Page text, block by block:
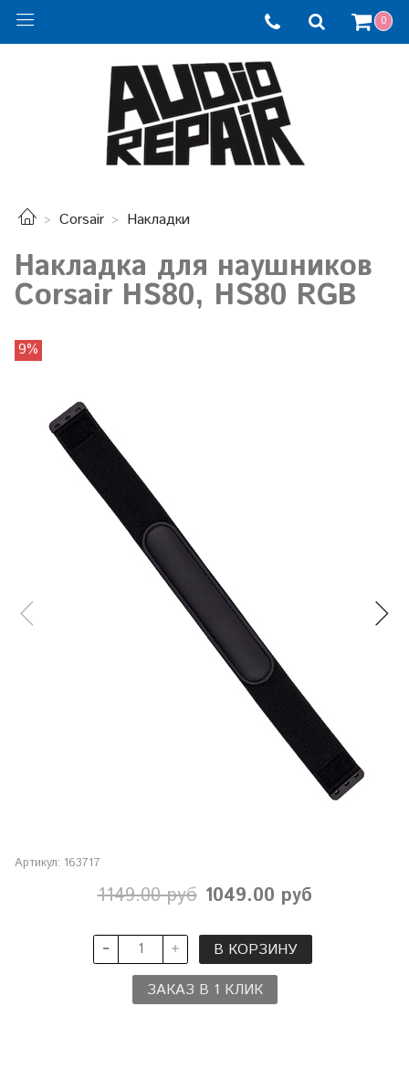
0
Corsair Накладки
Накладка для наушников
Corsair HS80, HS80 RGB
9%
Артикул: 163717
1149.00 руб 1049.00 руб
В КОРЗИНУ
ЗАКАЗ В 1 КЛИК